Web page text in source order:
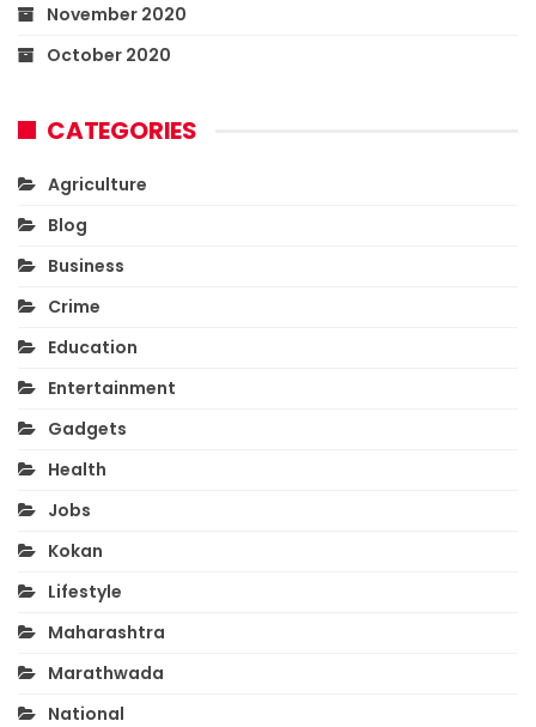
November 2020
October 2020
CATEGORIES
Agriculture
Blog
Business
Crime
Education
Entertainment
Gadgets
Health
Jobs
Kokan
Lifestyle
Maharashtra
Marathwada
National